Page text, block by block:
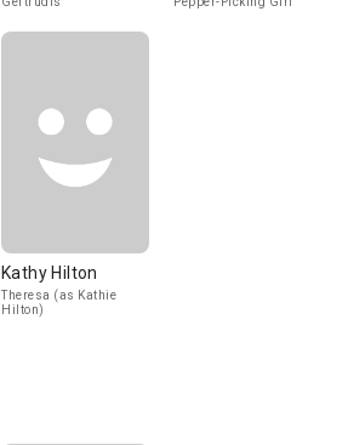
Kathy Hilton
Theresa (as Kathie
Hilton)